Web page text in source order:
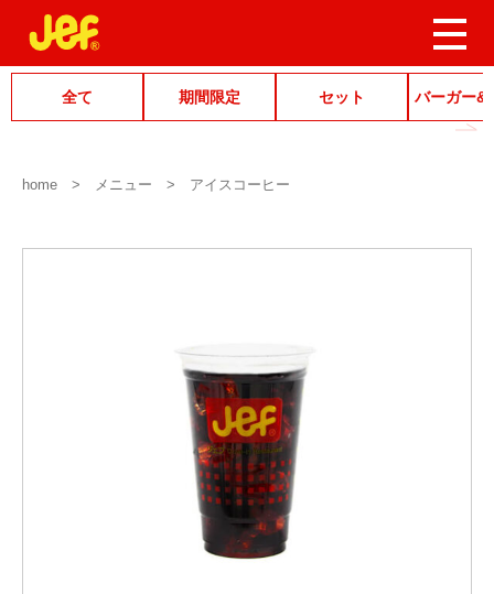
全て 期間限定 セット バーガー&
home メニュー アイスコーヒー